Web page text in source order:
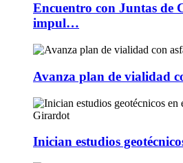
Encuentro con Juntas de
impul…
Avanza plan de vialidad
Inician estudios